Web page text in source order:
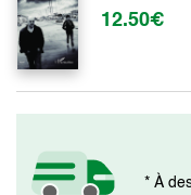
12.50€
* À